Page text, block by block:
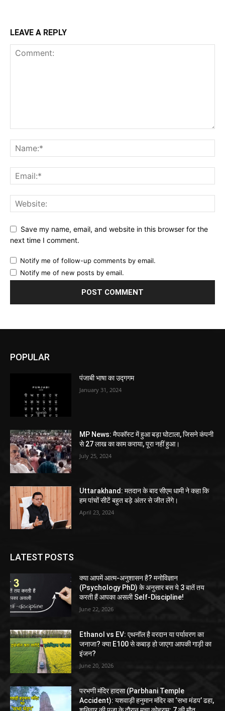
LEAVE A REPLY
Save my name, email, and website in this browser for the
next time I comment.
Notify me of follow-up comments by email.
Notify me of new posts by email.
POPULAR
पंजाबी भाषा का उद्गगम
January 31, 2024
MP News: मैपकॉस्ट में हुआ बड़ा घोटाला, जिसने कंपनी
से 27 लाख का काम कराया, पूरा नहीं हुआ।
July 25, 2024
Uttarakhand: मतदान के बाद सीएम धामी ने कहा कि
हम पांचों सीटें बहुत बड़े अंतर से जीत लेंगे।
April 23, 2024
LATEST POSTS
क्या आपमें आत्म-अनुशासन है? मनोविज्ञान
(Psychology PhD) के अनुसार बस ये 3 बातें तय
करती हैं आपका असली Self-Discipline!
June 22, 2026
Ethanol vs EV: एथनॉल है वरदान या पर्यावरण का
जनाजा? क्या E100 से कबाड़ हो जाएगा आपकी गाड़ी का
इंजन?
June 20, 2026
परभणी मंदिर हादसा (Parbhani Temple
Accident): यशवाड़ी हनुमान मंदिर का ‘सभा मंडप’ ढहा,